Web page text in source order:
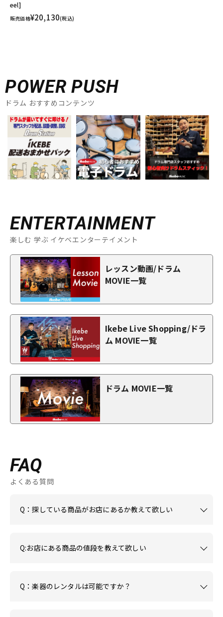
eel]
販売価格¥20,130(税込)
POWER PUSH
ドラム おすすめコンテンツ
ENTERTAINMENT
楽しむ 学ぶ イケベエンターテイメント
レッスン動画/ドラム
MOVIE一覧
Ikebe Live Shopping/ドラ
ム MOVIE一覧
ドラム MOVIE一覧
FAQ
よくある質問
Q：探している商品がお店にあるか教えて欲しい
Q:お店にある商品の値段を教えて欲しい
Q：楽器のレンタルは可能ですか？